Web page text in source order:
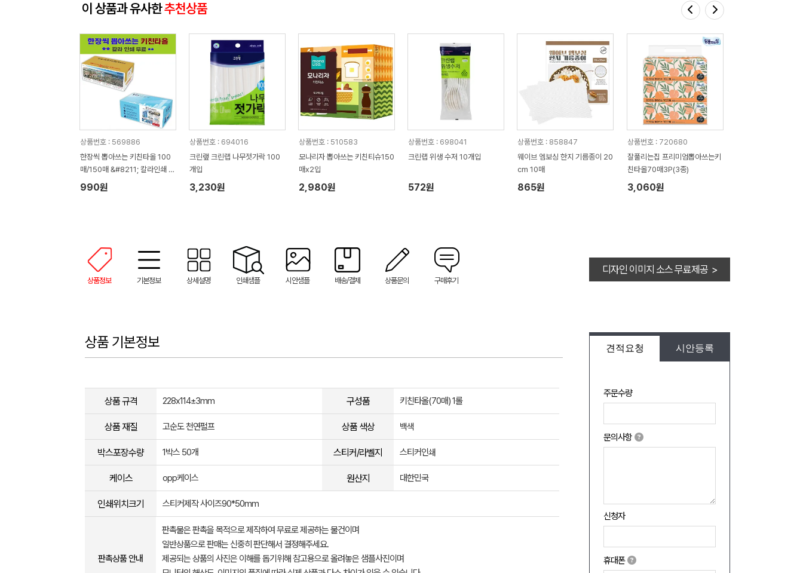
이 상품과 유사한추천상품
상품번호 : 569886
한장씩 뽑아쓰는 키친타올 100
매/150매 &#8211; 칼라인쇄 무
료
990원
상품번호 : 694016
크린랲 크린랩 나무젓가락 100
개입
3,230원
상품번호 : 510583
모나리자 뽑아쓰는 키친티슈150
매x2입
2,980원
상품번호 : 698041
크린랩 위생 수저 10개입
572원
상품번호 : 858847
웨이브 엠보싱 한지 기름종이 20
cm 10매
865원
상품번호 : 720680
잘풀리는집 프리미엄뽑아쓰는키
친타올70매3P(3종)
3,060원
상품정보 기본정보 상세설명 인쇄샘플 시안샘플 배송/결제 상품문의 구매후기
디자인 이미지 소스 무료제공 >
견적요청 시안등록
주문수량
문의사항
신청자
휴대폰
상품 기본정보
상품 규격 228x114±3mm 구성품 키친타올(70매) 1롤
상품 재질 고순도 천연펄프 상품 색상 백색
박스포장수량 1박스 50개 스티커/라벨지 스티커인쇄
케이스 opp케이스 원산지 대한민국
인쇄위치크기 스티커제작 사이즈90*50mm
판촉상품 안내
판촉물은 판촉을 목적으로 제작하여 무료로 제공하는 물건이며
일반상품으로 판매는 신중히 판단해서 결정해주세요.
제공되는 상품의 사진은 이해를 돕기위해 참고용으로 올려놓은 샘플사진이며